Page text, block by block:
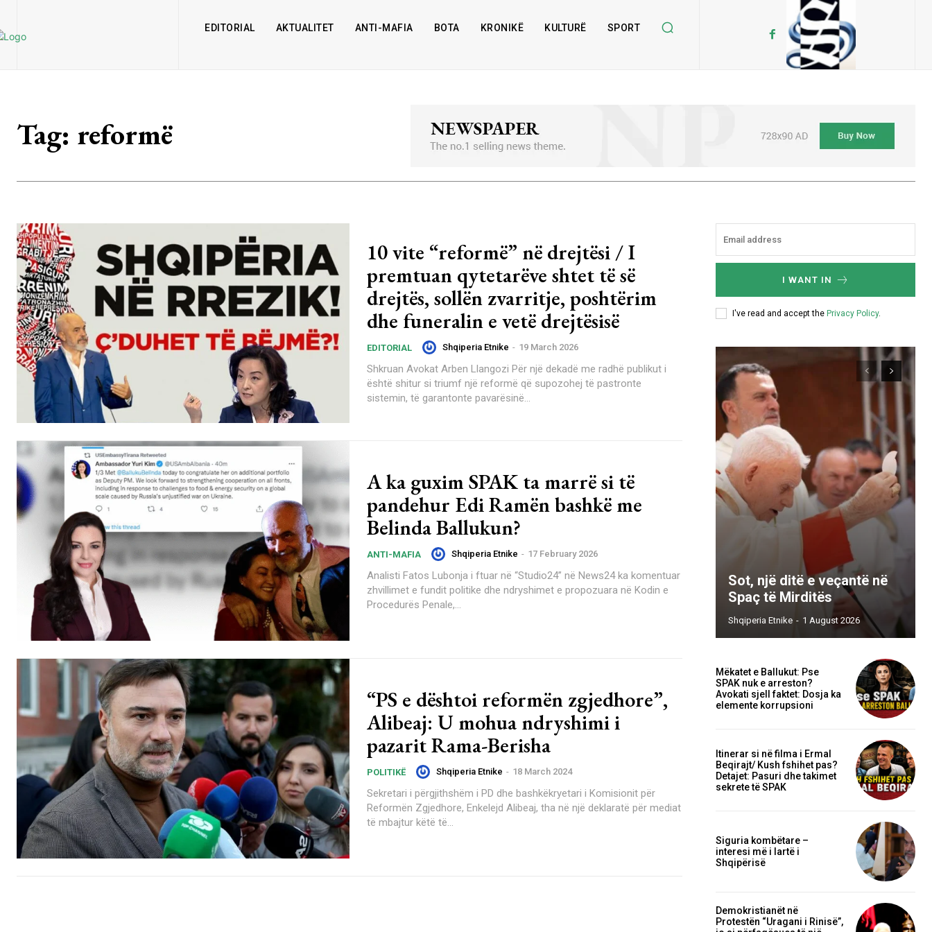
EDITORIAL AKTUALITET ANTI-MAFIA BOTA KRONIKË KULTURË SPORT
Tag: reformë
10 vite “reformë” në drejtësi / I
premtuan qytetarëve shtet të së
drejtës, sollën zvarritje, poshtërim
dhe funeralin e vetë drejtësisë
EDITORIAL Shqiperia Etnike - 19 March 2026
Shkruan Avokat Arben Llangozi Për një dekadë me radhë publikut i
është shitur si triumf një reformë që supozohej të pastronte
sistemin, të garantonte pavarësinë...
A ka guxim SPAK ta marrë si të
pandehur Edi Ramën bashkë me
Belinda Ballukun?
ANTI-MAFIA Shqiperia Etnike - 17 February 2026
Analisti Fatos Lubonja i ftuar në “Studio24” në News24 ka komentuar
zhvillimet e fundit politike dhe ndryshimet e propozuara në Kodin e
Procedurës Penale,...
“PS e dështoi reformën zgjedhore”,
Alibeaj: U mohua ndryshimi i
pazarit Rama-Berisha
POLITIKË Shqiperia Etnike - 18 March 2024
Sekretari i përgjithshëm i PD dhe bashkëkryetari i Komisionit për
Reformën Zgjedhore, Enkelejd Alibeaj, tha në një deklaratë për mediat
të mbajtur këtë të...
I WANT IN
I've read and accept the Privacy Policy.
Sot, një ditë e veçantë në
Spaç të Mirditës
Shqiperia Etnike - 1 August 2026
Mëkatet e Ballukut: Pse
SPAK nuk e arreston?
Avokati sjell faktet: Dosja ka
elemente korrupsioni
Itinerar si në filma i Ermal
Beqirajt/ Kush fshihet pas?
Detajet: Pasuri dhe takimet
sekrete të SPAK
Siguria kombëtare –
interesi më i lartë i
Shqipërisë
Demokristianët në
Protestën “Uragani i Rinisë”,